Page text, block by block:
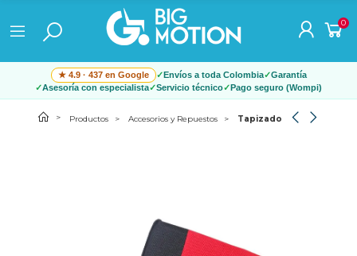
0
★ 4.9 · 437 en Google Envíos a toda Colombia
Garantía
Asesoría con especialista
Servicio técnico Pago seguro (Wompi)
Productos Accesorios y Repuestos Tapizado